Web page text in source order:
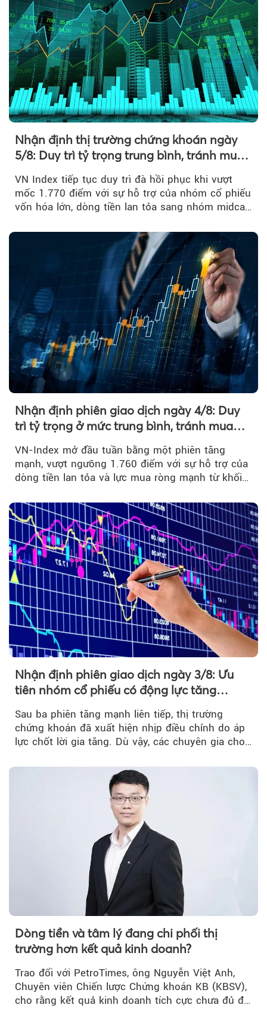
Nhận định thị trường chứng khoán ngày
5/8: Duy trì tỷ trọng trung bình, tránh mua
VN Index tiếp tục duy trì đà hồi phục khi vượt
mốc 1.770 điểm với sự hỗ trợ của nhóm cổ phiếu
vốn hóa lớn, dòng tiền lan tỏa sang nhóm midcap
Nhận định phiên giao dịch ngày 4/8: Duy
trì tỷ trọng ở mức trung bình, tránh mua
VN-Index mở đầu tuần bằng một phiên tăng
mạnh, vượt ngưỡng 1.760 điểm với sự hỗ trợ của
dòng tiền lan tỏa và lực mua ròng mạnh từ khối
Nhận định phiên giao dịch ngày 3/8: Ưu
tiên nhóm cổ phiếu có động lực tăng
Sau ba phiên tăng mạnh liên tiếp, thị trường
chứng khoán đã xuất hiện nhịp điều chỉnh do áp
lực chốt lời gia tăng. Dù vậy, các chuyên gia cho
Dòng tiền và tâm lý đang chi phối thị
trường hơn kết quả kinh doanh?
Trao đổi với PetroTimes, ông Nguyễn Việt Anh,
Chuyên viên Chiến lược Chứng khoán KB (KBSV),
cho rằng kết quả kinh doanh tích cực chưa đủ để